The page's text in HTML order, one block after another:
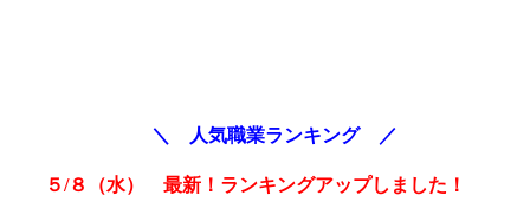
＼ 人気職業ランキング ／
５/８（水） 最新！ランキングアップしました！